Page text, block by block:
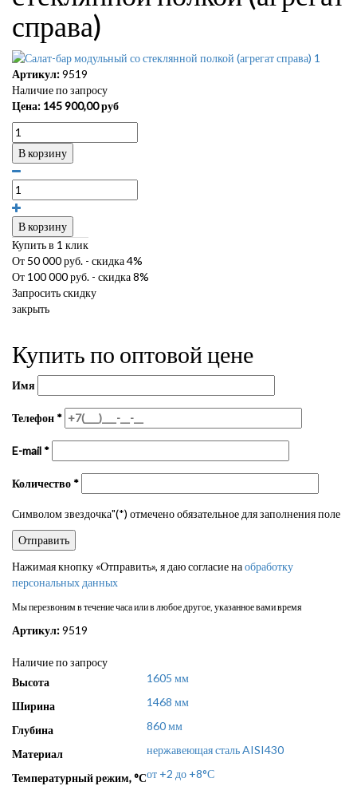
справа)
Артикул:9519
Наличие по запросу
Цена: 145 900,00руб
В корзину
В корзину
Купить в 1 клик
От 50 000 руб. - скидка 4%
От 100 000 руб. - скидка 8%
Запросить скидку
закрыть
Купить по оптовой цене
Имя
Телефон *
E-mail *
Количество *
Символом звездочка"(*) отмечено обязательное для заполнения поле
Нажимая кнопку «Отправить», я даю согласие наобработку
персональных данных
Мы перезвоним в течение часа или в любое другое, указанное вами время
Артикул:9519
Наличие по запросу
Высота
1605 мм
Ширина 1468 мм
Глубина 860 мм
Материал нержавеющая сталь AISI430
Температурный режим, °Сот +2 до +8°С